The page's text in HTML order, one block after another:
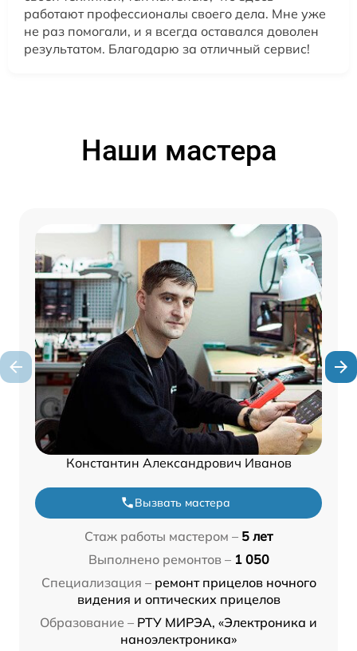
работают профессионалы своего дела. Мне уже
не раз помогали, и я всегда оставался доволен
результатом. Благодарю за отличный сервис!
Наши мастера
Константин Александрович Иванов
Вызвать мастера
Стаж работы мастером – 5 лет
Выполнено ремонтов – 1 050
Специализация – ремонт прицелов ночного
видения и оптических прицелов
Образование – РТУ МИРЭА, «Электроника и
наноэлектроника»